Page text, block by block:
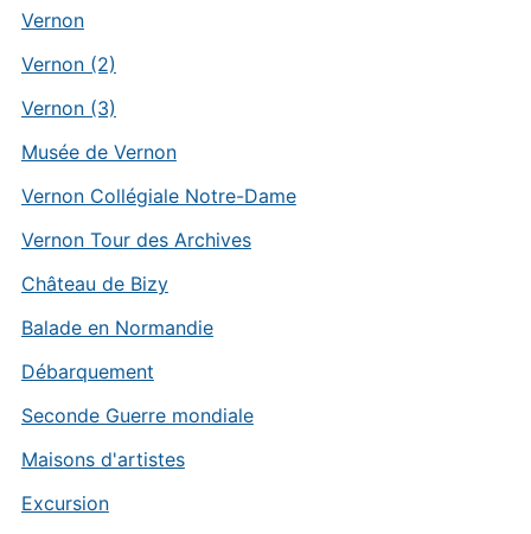
Vernon
Vernon (2)
Vernon (3)
Musée de Vernon
Vernon Collégiale Notre-Dame
Vernon Tour des Archives
Château de Bizy
Balade en Normandie
Débarquement
Seconde Guerre mondiale
Maisons d'artistes
Excursion